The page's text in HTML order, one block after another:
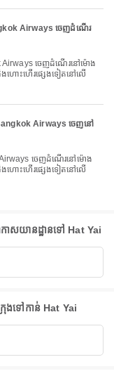
Airways ចេញដំណើរ
ហោះហើរផ្សេងទៀតនៅលើ
Airways ចេញនៅ
ហោះហើរផ្សេងទៀតនៅលើ
សយានដ្ឋានទៅ Hat Yai
ងទៅកាន់ Hat Yai